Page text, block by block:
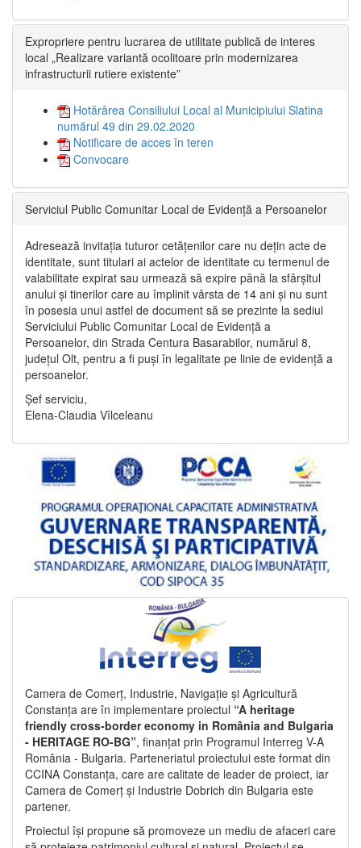
Expropriere pentru lucrarea de utilitate publică de interes
local „Realizare variantă ocolitoare prin modernizarea
infrastructurii rutiere existente”
Hotărârea Consiliului Local al Municipiului Slatina
numărul 49 din 29.02.2020
Notificare de acces în teren
Convocare
Serviciul Public Comunitar Local de Evidență a Persoanelor
Adresează invitația tuturor cetățenilor care nu dețin acte de
identitate, sunt titulari ai actelor de identitate cu termenul de
valabilitate expirat sau urmează să expire până la sfârșitul
anului și tinerilor care au împlinit vârsta de 14 ani și nu sunt
în posesia unui astfel de document să se prezinte la sediul
Serviciului Public Comunitar Local de Evidență a
Persoanelor, din Strada Centura Basarabilor, numărul 8,
județul Olt, pentru a fi puși în legalitate pe linie de evidență a
persoanelor.
Șef serviciu,
Elena-Claudia Vîlceleanu
Camera de Comerț, Industrie, Navigație și Agricultură
Constanța are în implementare proiectul “A heritage
friendly cross-border economy in România and Bulgaria
- HERITAGE RO-BG”, finanțat prin Programul Interreg V-A
România - Bulgaria. Parteneriatul proiectului este format din
CCINA Constanța, care are calitate de leader de proiect, iar
Camera de Comerț și Industrie Dobrich din Bulgaria este
partener.
Proiectul își propune să promoveze un mediu de afaceri care